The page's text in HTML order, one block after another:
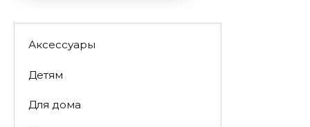
Аксессуары
Детям
Для дома